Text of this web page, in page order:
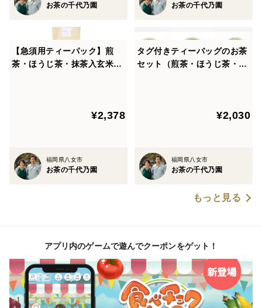
お茶の千代乃園 お茶の千代乃園
【急須用ティーパック】煎
茶・ほうじ茶・抹茶入玄米茶
¥2,378
福岡県八女市
お茶の千代乃園
タグ付きティーバッグのお茶
セット（煎茶・ほうじ茶・抹
¥2,030
福岡県八女市
お茶の千代乃園
もっと見る
アプリ内のゲームで遊んでクーポンをゲット！